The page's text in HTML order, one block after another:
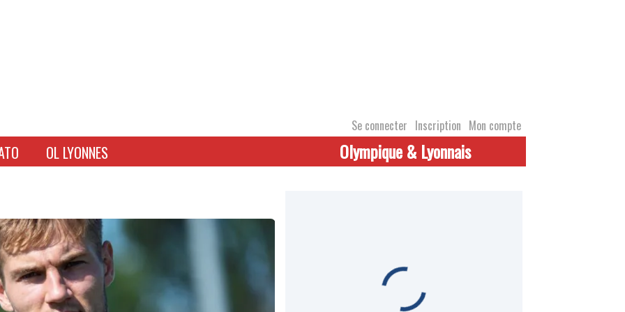
Se connecter Inscription Mon compte
OL LYONNES Olympique & Lyonnais